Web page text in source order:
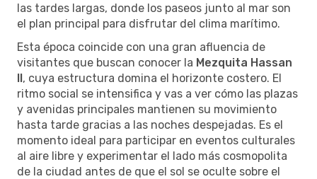
las tardes largas, donde los paseos junto al mar son
el plan principal para disfrutar del clima marítimo.
Esta época coincide con una gran afluencia de
visitantes que buscan conocer la Mezquita Hassan
II, cuya estructura domina el horizonte costero. El
ritmo social se intensifica y vas a ver cómo las plazas
y avenidas principales mantienen su movimiento
hasta tarde gracias a las noches despejadas. Es el
momento ideal para participar en eventos culturales
al aire libre y experimentar el lado más cosmopolita
de la ciudad antes de que el sol se oculte sobre el